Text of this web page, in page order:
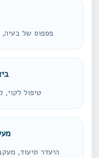
פספוס של בעיה,
טיפול
היעדר תיעוד,